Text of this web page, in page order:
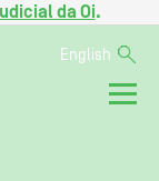
da Oi.
English